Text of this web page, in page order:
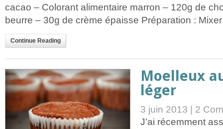
cacao – Colorant alimentaire marron – 120g de
beurre – 30g de crème épaisse Préparation :
Continue Reading
Moelleux
léger
3 juin 2013 | 2
J’ai récemment